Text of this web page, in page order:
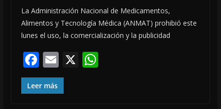
La Administración Nacional de Medicamentos,
Alimentos y Tecnología Médica (ANMAT) prohibió este
lunes el uso, la comercialización y la publicidad
F
ac
e
E
m
ai
X W
Leer más